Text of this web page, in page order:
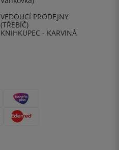
VEDOUCÍ PRODEJNY
(TŘEBÍČ)
KNIHKUPEC - KARVINÁ